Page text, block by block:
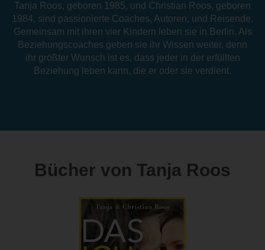
Tanja Roos, geboren 1985, und Christian Roos, geboren
1984, sind passionierte Coaches, Autoren, und Reisende.
Gemeinsam mit ihren vier Kindern leben sie in Berlin. Als
Beziehungscoaches geben sie ihr Wissen weiter, denn
ihr größter Wunsch ist es, dass jeder in der erfüllten
Beziehung leben kann, die er oder sie verdient.
Bücher von Tanja Roos